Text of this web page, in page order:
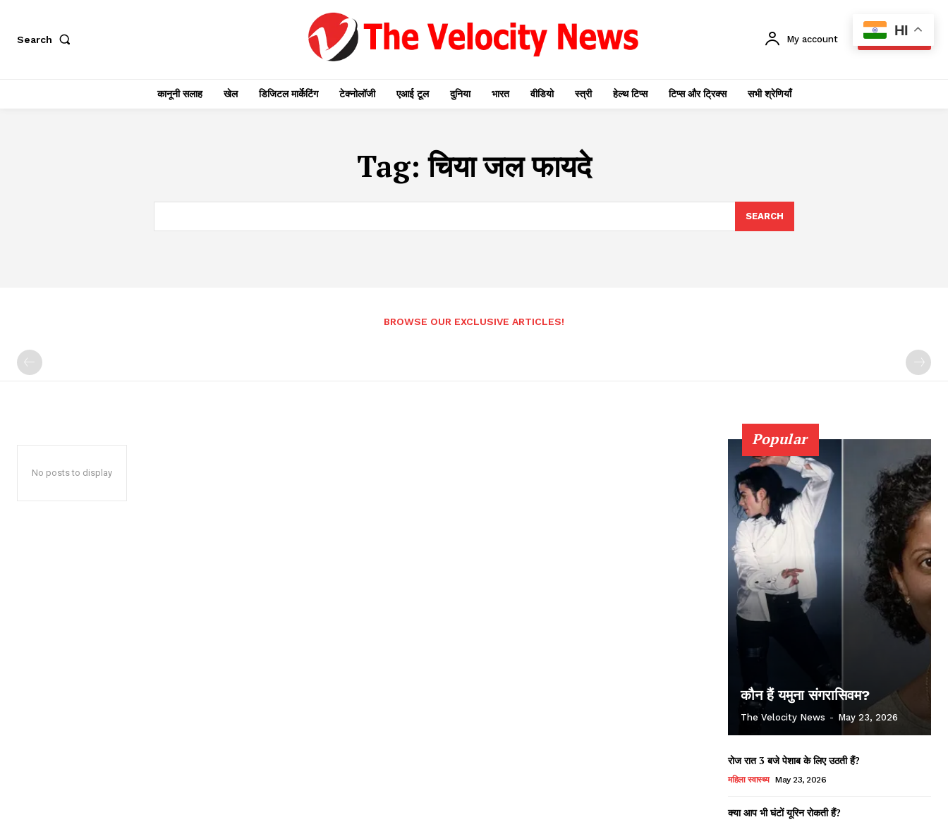
Search My account SUBSCRIBE
कानूनी सलाह खेल डिजिटल मार्केटिंग टेक्नोलॉजी एआई टूल दुनिया भारत वीडियो स्त्री हेल्थ टिप्स टिप्स और ट्रिक्स सभी श्रेणियाँ
Tag:चिया जल फायदे
SEARCH
BROWSE OUR EXCLUSIVE ARTICLES!
No posts to display
Popular
कौन हैं यमुना संगरासिवम?
The Velocity News - May 23, 2026
रोज रात 3 बजे पेशाब के लिए उठती हैं?
महिला स्वास्थ्य May 23, 2026
क्या आप भी घंटों यूरिन रोकती हैं?
HI